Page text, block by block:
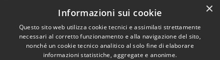
RSS
Accessibilità
Copyright © 2026 • Comune di
Noventa Padovana • Powered
byMunicipium•
×
Informazioni sui cookie
Questo sito web utilizza cookie tecnici e assimilati strettamente
necessari al corretto funzionamento e alla navigazione del sito,
nonché un cookie tecnico analitico al solo fine di elaborare
informazioni statistiche, aggregate e anonime.